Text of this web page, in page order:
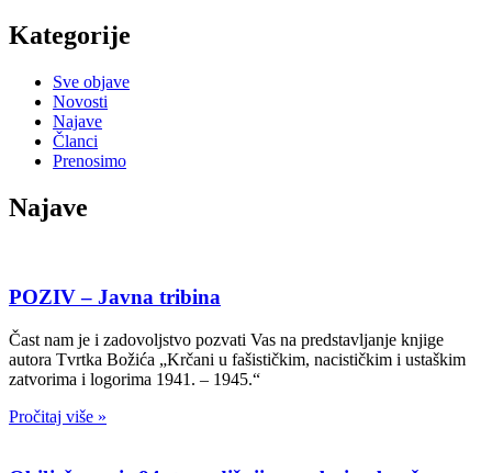
Kategorije
Sve objave
Novosti
Najave
Članci
Prenosimo
Najave
POZIV – Javna tribina
Čast nam je i zadovoljstvo pozvati Vas na predstavljanje knjige
autora Tvrtka Božića „Krčani u fašističkim, nacističkim i ustaškim
zatvorima i logorima 1941. – 1945.“
Pročitaj više »